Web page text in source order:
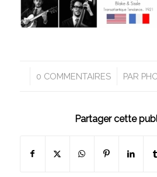
0 COMMENTAIRES
/ PAR
Partager cette